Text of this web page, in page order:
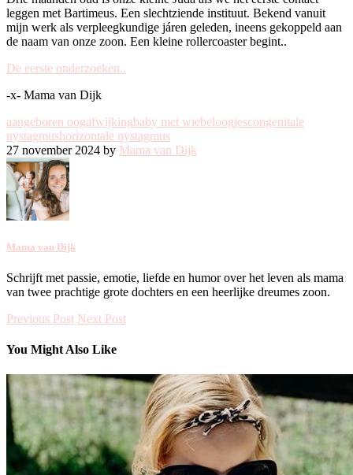
leggen met Bartimeus. Een slechtziende instituut. Bekend vanuit
mijn werk als verpleegkundige járen geleden, ineens gekoppeld aan
de naam van onze zoon. Een kleine rollercoaster begint..
De eerste onderzoeken..
-x- Mama van Dijk
aangeboren oogafwijkingbaby met wiebeloogjescongenitale
nystagmushorizontale nystagmus
27 november 2024 by Mama van Dijk
Mama van Dijk
Schrijft met passie, emotie, liefde en humor over het leven als mama
van twee prachtige grote dochters en een heerlijke dreumes zoon.
Previous Post Next Post
You Might Also Like